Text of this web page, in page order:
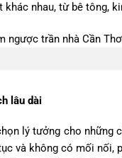
khác nhau, từ bê tông,
lâu dài
lý tưởng cho những
và không có mối nối,